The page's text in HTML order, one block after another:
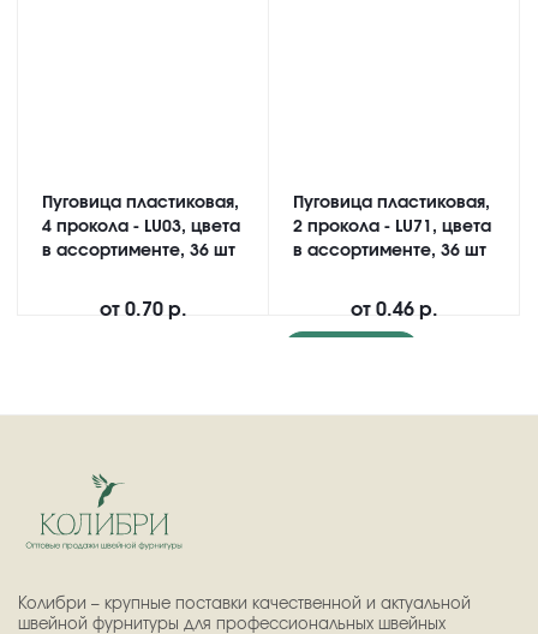
Пуговица пластиковая,
4 прокола - LU03, цвета
в ассортименте, 36 шт
от 0.70 р.
Пуговица пластиковая,
2 прокола - LU71, цвета
в ассортименте, 36 шт
от 0.46 р.
Колибри – крупные поставки качественной и актуальной
швейной фурнитуры для профессиональных швейных